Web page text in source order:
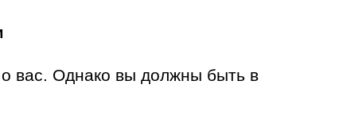
о вас. Однако вы должны быть в